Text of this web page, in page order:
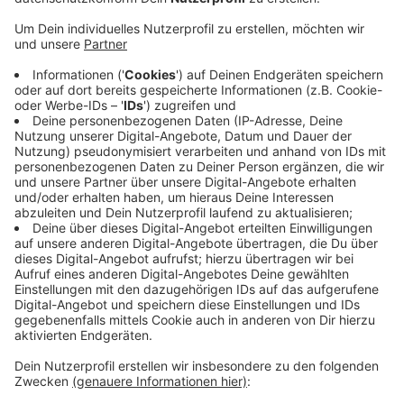
Anzeige
Das LKA weist deswegen ausdrücklich darauf hin:
"Mitarbeiter des Gesundheitsamtes oder Ärzte
erscheinen nicht unangekündigt an der Haustüre!
Weder für einen Virentest, noch um die Wohnung zu
desinfizieren." Die Betrüger scheinen es vor allem auf
ältere Menschen abgesehen zu haben. Wer einen
Verdacht hat, sollte sofort die 110 wählen und die
Polizei informieren.
https://polizei.nrw/betrug-mit-dem-corona-virus
Anzeige